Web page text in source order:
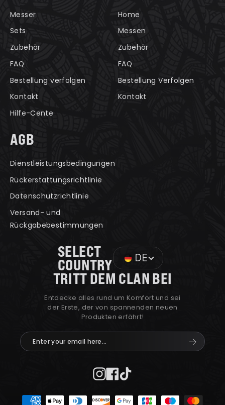
Messer
Sets
Zubehör
FAQ
Bestellung verfolgen
Kontakt
Hilfe-Cente
Home
Messen
Zubehör
FAQ
Bestellung Verfolgen
Kontakt
AGB
Dienstleistungsbedingungen
Rückerstattungsrichtlinie
Datenschutzrichtlinie
Versand- und
Rückgabebestimmungen
SELECT
COUNTRY DE
TRITT DEM CLAN BEI
Entdecke alles rund um Komfort und sei
der Erste, der von spannenden neuen
Produkten erfährt!
Enter
your
Instagram
Facebook